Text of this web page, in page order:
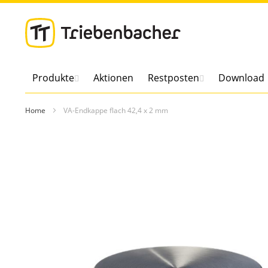
Direkt
zum
Produkte Aktionen Restposten Download
Home VA-Endkappe flach 42,4 x 2 mm